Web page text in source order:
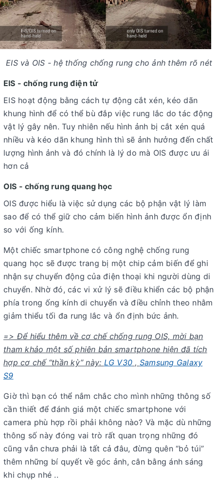
EIS và OIS - hệ thống chống rung cho ảnh thêm rõ nét
EIS - chống rung điện tử
EIS hoạt động bằng cách tự động cắt xén, kéo dãn
khung hình để có thể bù đắp việc rung lắc do tác động
vật lý gây nên. Tuy nhiên nếu hình ảnh bị cắt xén quá
nhiều và kéo dãn khung hình thì sẽ ảnh hưởng đến chất
lượng hình ảnh và đó chính là lý do mà OIS được ưu ái
hơn cả
OIS - chống rung quang học
OIS được hiểu là việc sử dụng các bộ phận vật lý làm
sao để có thể giữ cho cảm biến hình ảnh được ổn định
so với ống kính.
Một chiếc smartphone có công nghệ chống rung
quang học sẽ được trang bị một chip cảm biến để ghi
nhận sự chuyển động của điện thoại khi người dùng di
chuyển. Nhờ đó, các vi xử lý sẽ điều khiển các bộ phận
phía trong ống kính di chuyển và điều chỉnh theo nhằm
giảm thiểu tối đa rung lắc và ổn định bức ảnh.
=> Để hiểu thêm về cơ chế chống rung OIS, mời bạn
tham khảo một số phiên bản smartphone hiện đã tích
hợp cơ chế “thần kỳ” này: LG V30 , Samsung Galaxy
S9
Giờ thì bạn có thể nắm chắc cho mình những thông số
cần thiết để đánh giá một chiếc smartphone với
camera phù hợp rồi phải không nào? Và mặc dù những
thông số này đóng vai trò rất quan trọng những đó
cũng vẫn chưa phải là tất cả đâu, đừng quên “bỏ túi”
thêm những bí quyết về góc ảnh, cân bằng ánh sáng
khi chụp nhé ..